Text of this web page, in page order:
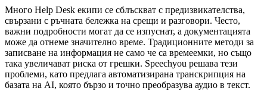
Много Help Desk екипи се сблъскват с предизвикателства,
свързани с ръчната бележка на срещи и разговори. Често,
важни подробности могат да се изпуснат, а документацията
може да отнеме значително време. Традиционните методи за
записване на информация не само че са времеемки, но също
така увеличават риска от грешки. Speechyou решава тези
проблеми, като предлага автоматизирана транскрипция на
базата на AI, която бързо и точно преобразува аудио в текст.